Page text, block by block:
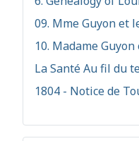
09. Mme Guyon et
10. Madame
La Santé Au fil du
1804 - Notice de